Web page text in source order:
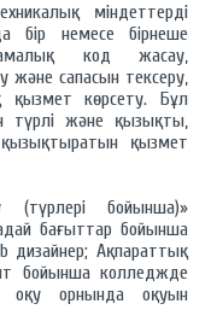
міндеттерді
бір немесе бірнеше
код жасау,
және сапасын тексеру,
қызмет көрсету. Бұл
түрлі және қызықты,
қызмет
(түрлері бойынша)»
бағыттар бойынша
дизайнер; Ақпараттық
бойынша колледжде
оқу орнында оқуын